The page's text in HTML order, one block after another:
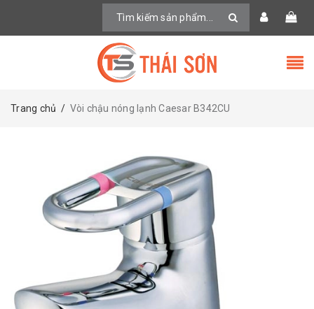
Trang chủ / Vòi chậu nóng lạnh Caesar B342CU